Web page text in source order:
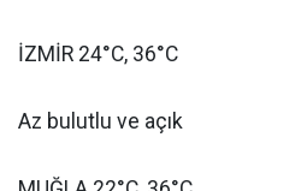
İZMİR 24°C, 36°C
Az bulutlu ve açık